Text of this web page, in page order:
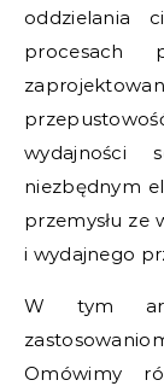
oddzielania
procesach
wydajności
niezbędnym
przemysłu ze
i wydajnego
W tym
Omówimy